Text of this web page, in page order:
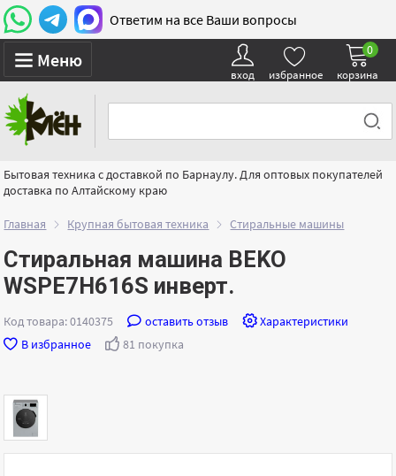
Ответим на все Ваши вопросы
Меню
вход избранное корзина
0
Бытовая техника с доставкой по Барнаулу. Для оптовых покупателей
доставка по Алтайскому краю
Главная Крупная бытовая техника Стиральные машины
Стиральная машина BEKO
WSPE7H616S инверт.
Код товара: 0140375 оставить отзыв
Характеристики
В избранное
81 покупка